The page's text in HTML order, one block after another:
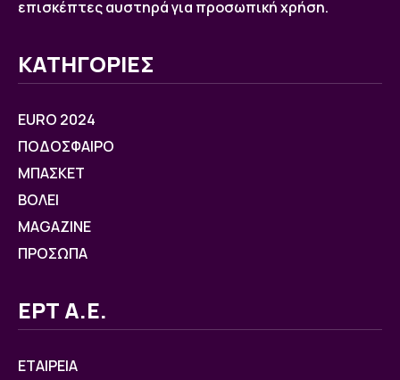
επισκέπτες αυστηρά για προσωπική χρήση.
ΚΑΤΗΓΟΡΙΕΣ
EURO 2024
ΠΟΔΟΣΦΑΙΡΟ
ΜΠΑΣΚΕΤ
ΒOΛΕΙ
MAGAZINE
ΠΡΟΣΩΠΑ
ΕΡΤ Α.Ε.
ΕΤΑΙΡΕΙΑ